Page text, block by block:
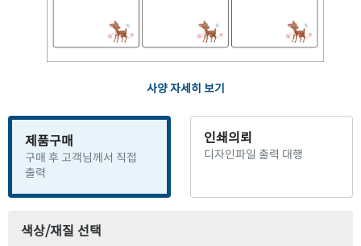
사양 자세히 보기
제품구매
구매 후 고객님께서 직접
출력
인쇄의뢰
디자인파일 출력 대행
색상/재질 선택